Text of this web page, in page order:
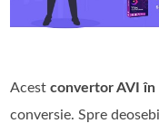
Acestconvertor AVI
conversie. Spre